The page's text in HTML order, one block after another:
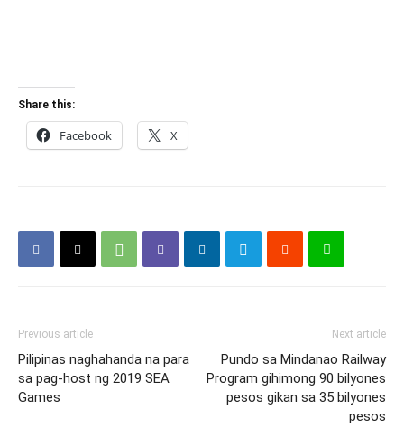
Share this:
Facebook X
Previous article
Pilipinas naghahanda na para
sa pag-host ng 2019 SEA
Games
Next article
Pundo sa Mindanao Railway
Program gihimong 90 bilyones
pesos gikan sa 35 bilyones
pesos